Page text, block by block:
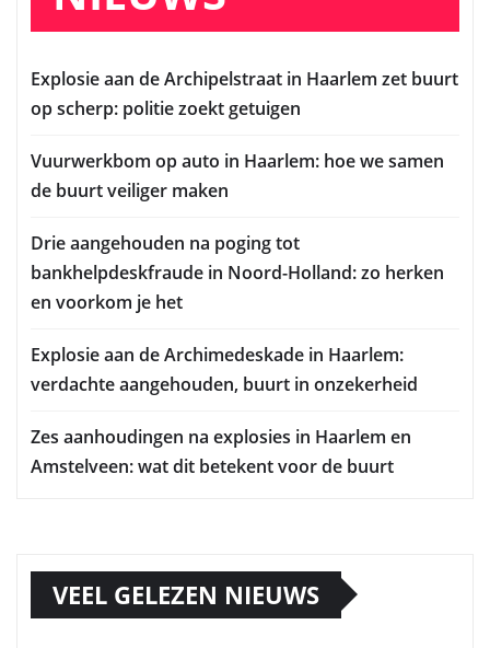
Explosie aan de Archipelstraat in Haarlem zet buurt
op scherp: politie zoekt getuigen
Vuurwerkbom op auto in Haarlem: hoe we samen
de buurt veiliger maken
Drie aangehouden na poging tot
bankhelpdeskfraude in Noord-Holland: zo herken
en voorkom je het
Explosie aan de Archimedeskade in Haarlem:
verdachte aangehouden, buurt in onzekerheid
Zes aanhoudingen na explosies in Haarlem en
Amstelveen: wat dit betekent voor de buurt
VEEL GELEZEN NIEUWS